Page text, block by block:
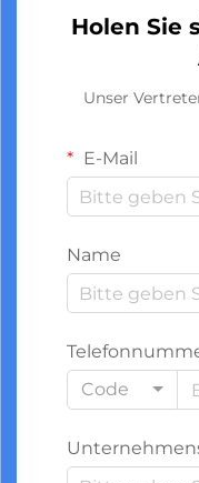
Holen Sie
Unser
E-Mail
Name
Code